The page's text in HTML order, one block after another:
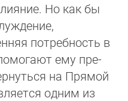
Но как бы
потребность в
ему пре­
на Прямой
одним из